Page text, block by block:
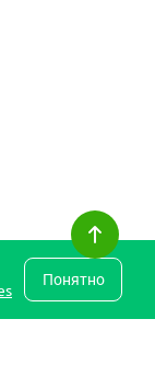
Понятно